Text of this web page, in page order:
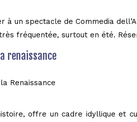
à un spectacle de Commedia
fréquentée, surtout en été.
renaissance
offre un cadre idyllique et